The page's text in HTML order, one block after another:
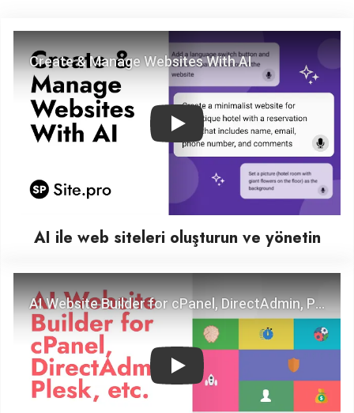
Play
AI ile web siteleri oluşturun ve yönetin
Play